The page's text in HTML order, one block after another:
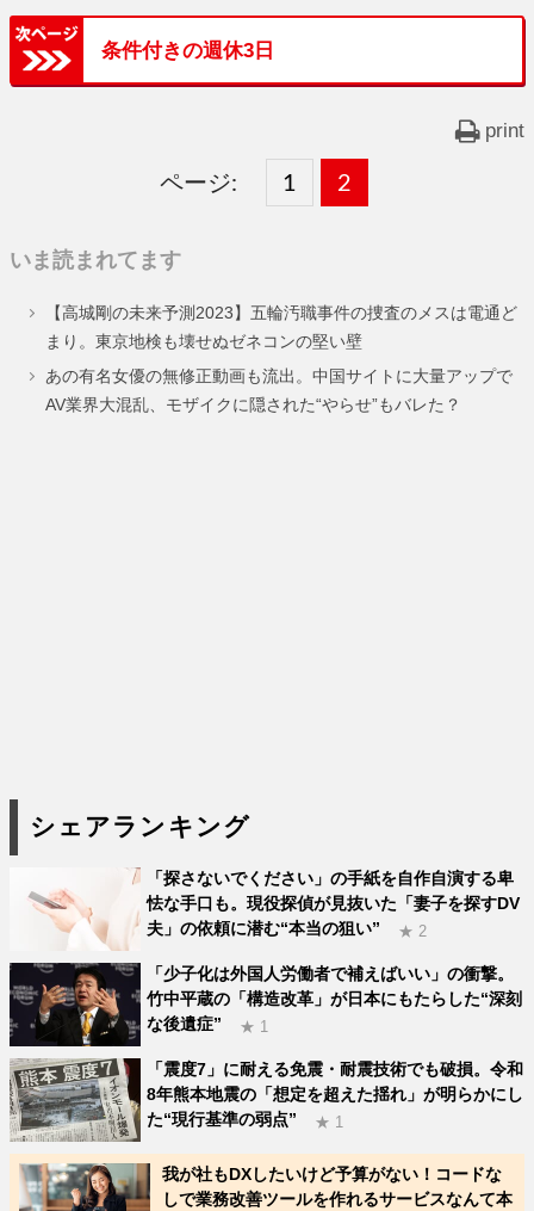
条件付きの週休3日
print
ページ:
固
ー
ジ
1 ,
固
ー
ジ
2
いま読まれてます
【高城剛の未来予測2023】五輪汚職事件の捜査のメスは電通ど
まり。東京地検も壊せぬゼネコンの堅い壁
あの有名女優の無修正動画も流出。中国サイトに大量アップで
AV業界大混乱、モザイクに隠された“やらせ”もバレた？
シェアランキング
「探さないでください」の手紙を自作自演する卑
怯な手口も。現役探偵が見抜いた「妻子を探すDV
夫」の依頼に潜む“本当の狙い”
★ 2
「少子化は外国人労働者で補えばいい」の衝撃。
竹中平蔵の「構造改革」が日本にもたらした“深刻
な後遺症”
★ 1
「震度7」に耐える免震・耐震技術でも破損。令和
8年熊本地震の「想定を超えた揺れ」が明らかにし
た“現行基準の弱点”
★ 1
我が社もDXしたいけど予算がない！コードな
しで業務改善ツールを作れるサービスなんて本